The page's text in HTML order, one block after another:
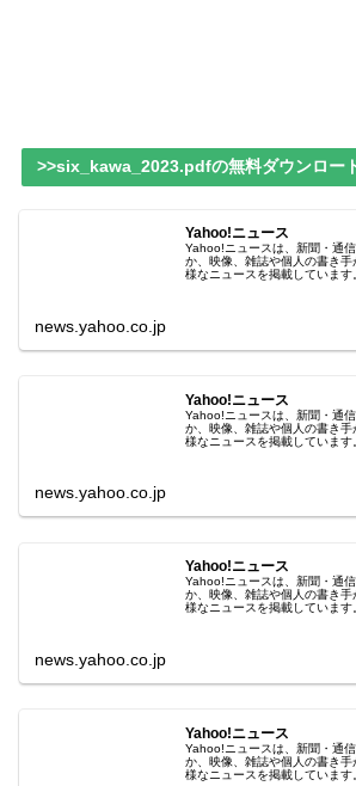
>>six_kawa_2023.pdfの無料ダウンロー
Yahoo!ニュース
Yahoo!ニュースは、新聞・通
か、映像、雑誌や個人の書き
様なニュースを掲載しています
news.yahoo.co.jp
Yahoo!ニュース
Yahoo!ニュースは、新聞・通
か、映像、雑誌や個人の書き
様なニュースを掲載しています
news.yahoo.co.jp
Yahoo!ニュース
Yahoo!ニュースは、新聞・通
か、映像、雑誌や個人の書き
様なニュースを掲載しています
news.yahoo.co.jp
Yahoo!ニュース
Yahoo!ニュースは、新聞・通
か、映像、雑誌や個人の書き
様なニュースを掲載しています